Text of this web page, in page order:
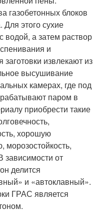
газобетонных блоков
Для этого сухие
а затем раствор
и
извлекают из
высушивание
камерах, где под
паром в
приобрести такие
хорошую
морозостойкость,
зависимости от
делится
и «автоклавный».
ГРАС является